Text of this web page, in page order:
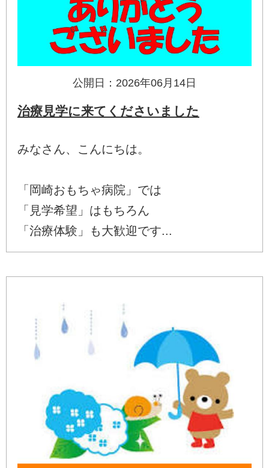
公開日：2026年06月14日
治療見学に来てくださいました
みなさん、こんにちは。
「岡崎おもちゃ病院」では
「見学希望」はもちろん
「治療体験」も大歓迎です...